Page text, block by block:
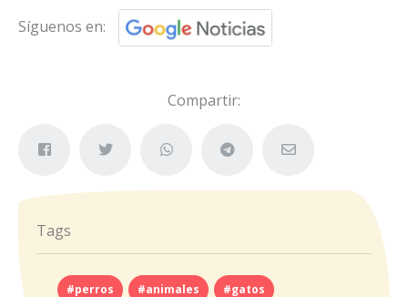
Síguenos en:
Compartir:
Tags
#perros #animales #gatos